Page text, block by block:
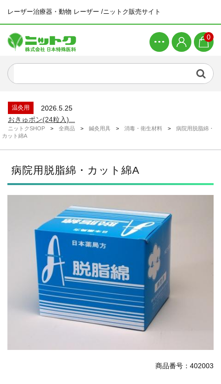
レーザー治療器・動物 レーザー /ニットク販売サイト
0
ピラティスマシン ワンダーチェア...
新着情報
2026.6.26
温灸用
2026.5.25
おきゅポン(24粒入)...
新着情報
2026.4.23
ピラティスマシン スパインコレクター...
システムメンテナンスによる一時休止につい...
2026.5.25
おきゅポン(24粒入)...
2026.4.23
ゴールデンウィーク休業のお知らせ...
2026.4.21
ピラティスマシン スパインコレクター...
2026.4.21
ピラティスマシン ワンダーチェア...
ニットクSHOP> 全商品> 鍼灸用具 > 消毒・衛生材料 >
病院用脱脂綿・
カット綿A
病院用脱脂綿・カット綿A
商品番号：402003